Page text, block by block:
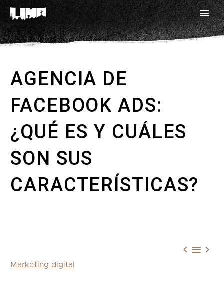
AGENCIA DE
FACEBOOK ADS:
¿QUÉ ES Y CUÁLES
SON SUS
CARACTERÍSTICAS?
  
Marketing digital